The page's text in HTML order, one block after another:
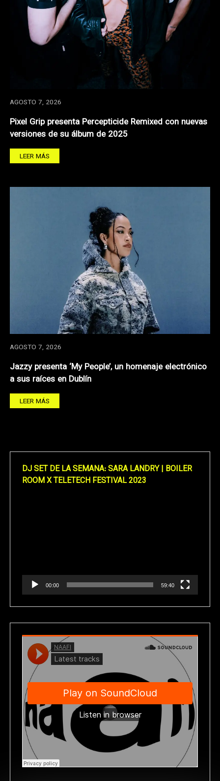
AGOSTO 7, 2026
Pixel Grip presenta Percepticide Remixed con nuevas
versiones de su álbum de 2025
LEER MÁS
AGOSTO 7, 2026
Jazzy presenta ‘My People’, un homenaje electrónico
a sus raíces en Dublín
LEER MÁS
DJ SET DE LA SEMANA: SARA LANDRY | BOILER
ROOM X TELETECH FESTIVAL 2023
00:00 59:40